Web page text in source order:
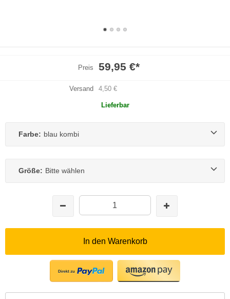
Preis 59,95 €*
Versand 4,50 €
Lieferbar
Farbe: blau kombi
Größe: Bitte wählen
In den Warenkorb